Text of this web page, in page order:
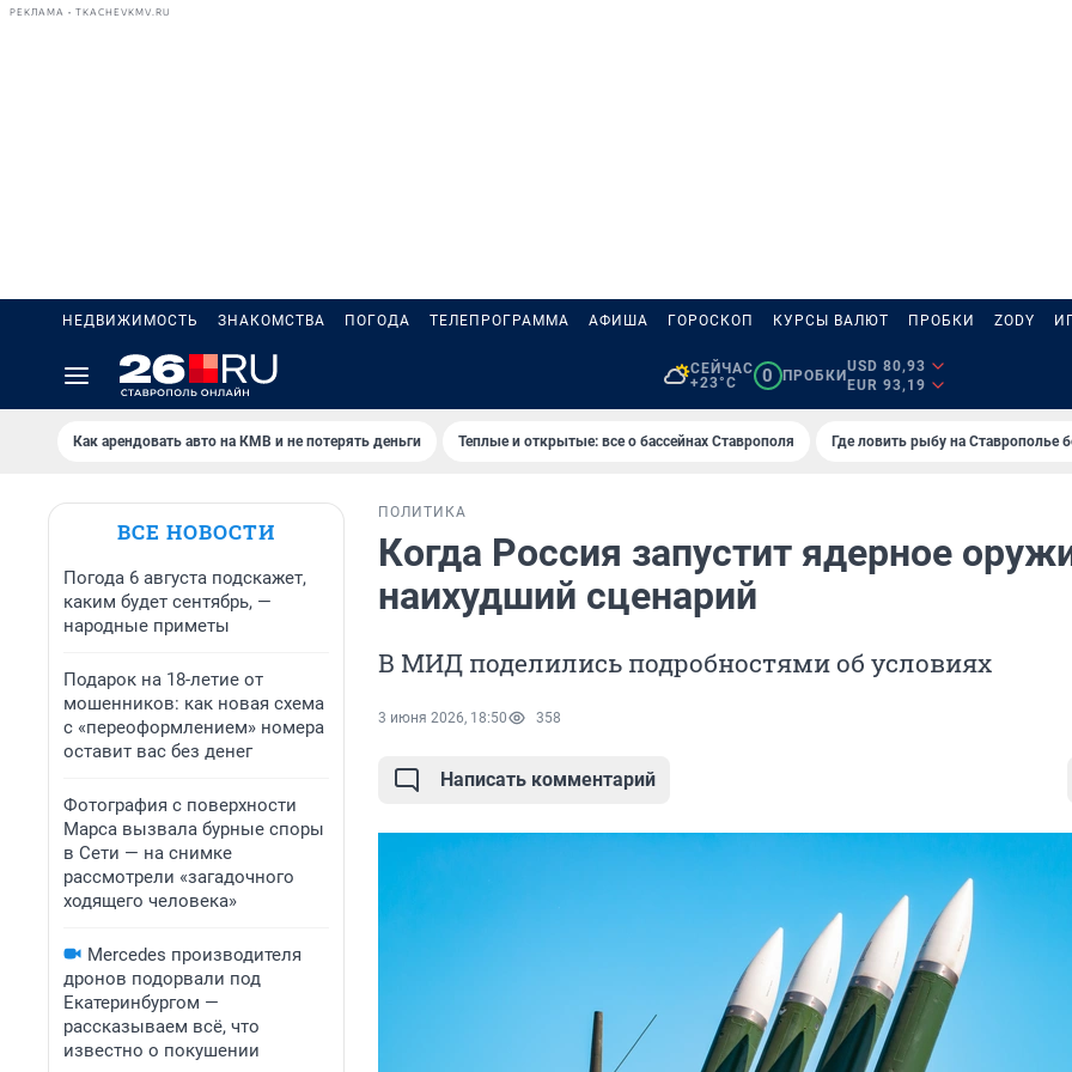
РЕКЛАМА • TKACHEVKMV.RU
НЕДВИЖИМОСТЬ ЗНАКОМСТВА ПОГОДА ТЕЛЕПРОГРАММА АФИША ГОРОСКОП КУРСЫ ВАЛЮТ ПРОБКИ ZODY
СЕЙЧАС
+23°C
0 ПРОБКИ
USD 80,93
EUR 93,19
Как арендовать авто на КМВ и не потерять деньги Теплые и открытые: все о бассейнах Ставрополя Где ловить рыбу на Ставрополье
ВСЕ НОВОСТИ
Погода 6 августа подскажет,
каким будет сентябрь, —
народные приметы
Подарок на 18-летие от
мошенников: как новая схема
с «переоформлением» номера
оставит вас без денег
Фотография с поверхности
Марса вызвала бурные споры
в Сети — на снимке
рассмотрели «загадочного
ходящего человека»
Mercedes производителя
дронов подорвали под
Екатеринбургом —
рассказываем всё, что
известно о покушении
ПОЛИТИКА
Когда Россия запустит ядерное
наихудший сценарий
В МИД поделились подробностями об условиях
3 июня 2026, 18:50 358
Написать комментарий